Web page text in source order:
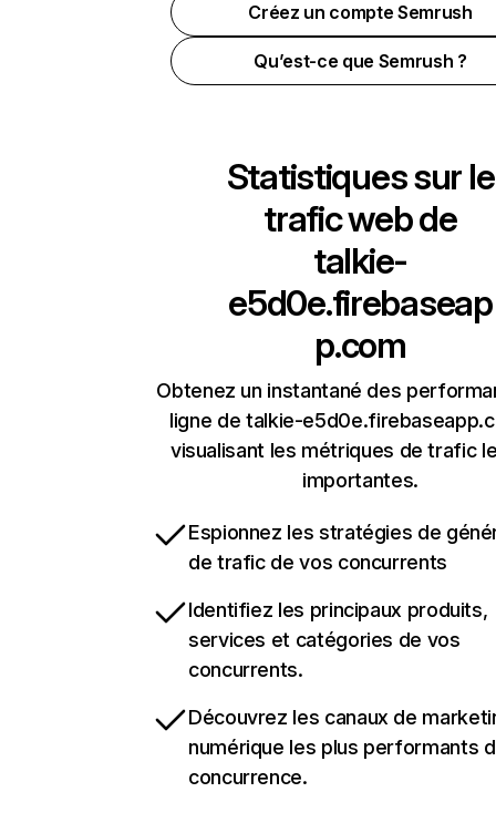
Créez un compte Semrush
Qu’est-ce que Semrush ?
Statistiques sur le
trafic web de
talkie-
e5d0e.firebaseap
p.com
Obtenez un instantané des
ligne de talkie-
visualisant les métriques de trafic
importantes.
Espionnez les stratégies de
de trafic de vos concurrents
Identifiez les principaux produits,
services et catégories de vos
concurrents.
Découvrez les canaux de
numérique les plus performants
concurrence.